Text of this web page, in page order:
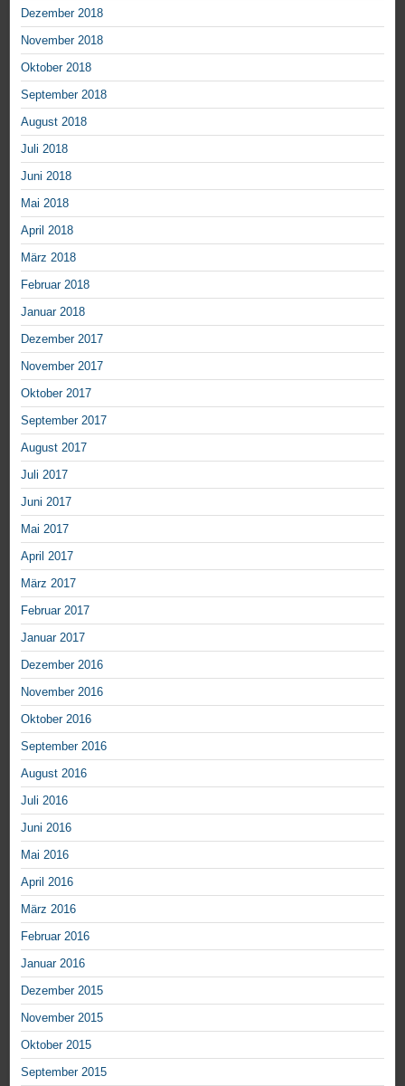
Dezember 2018
November 2018
Oktober 2018
September 2018
August 2018
Juli 2018
Juni 2018
Mai 2018
April 2018
März 2018
Februar 2018
Januar 2018
Dezember 2017
November 2017
Oktober 2017
September 2017
August 2017
Juli 2017
Juni 2017
Mai 2017
April 2017
März 2017
Februar 2017
Januar 2017
Dezember 2016
November 2016
Oktober 2016
September 2016
August 2016
Juli 2016
Juni 2016
Mai 2016
April 2016
März 2016
Februar 2016
Januar 2016
Dezember 2015
November 2015
Oktober 2015
September 2015